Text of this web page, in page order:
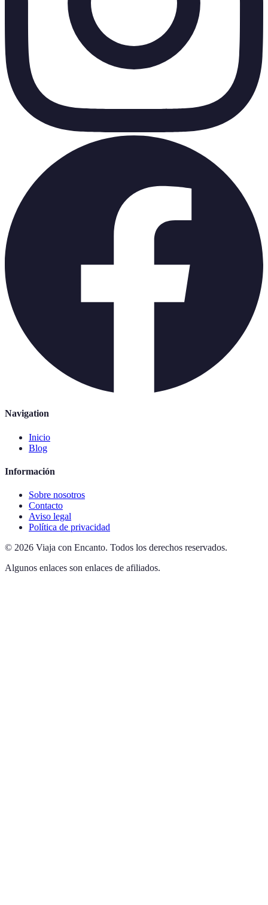
Navigation
Inicio
Blog
Información
Sobre nosotros
Contacto
Aviso legal
Política de privacidad
© 2026 Viaja con Encanto. Todos los derechos reservados.
Algunos enlaces son enlaces de afiliados.